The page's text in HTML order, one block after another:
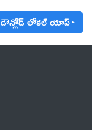
డౌన్లోడ్ లోకల్ యాప్